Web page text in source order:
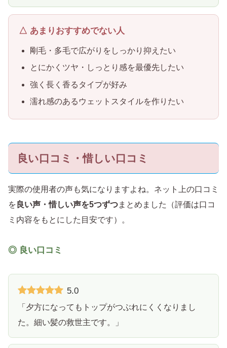
△ あまりおすすめでない人
剛毛・多毛で広がりをしっかり抑えたい
とにかくツヤ・しっとり感を最優先したい
強く長く香るタイプが好み
濡れ感のあるウェットスタイルを作りたい
良い口コミ・惜しい口コミ
実際の使用者の声も気になりますよね。ネット上の口コミ
を 良い声・惜しい声を5つずつまとめました（評価は口コ
ミ内容をもとにした目安です）。
◎ 良い口コミ
5.0
「夕方になってもトップがつぶれにくくなりまし
た。細い髪の救世主です。」